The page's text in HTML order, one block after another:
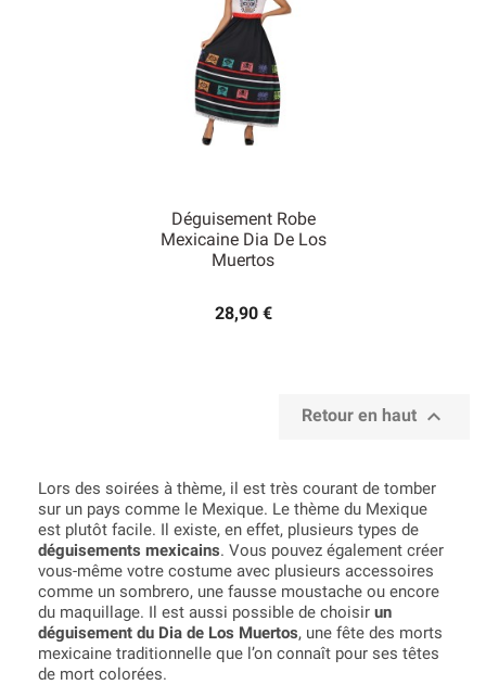
Déguisement Robe
Mexicaine Dia De Los
Muertos
28,90 €
Retour en haut 
Lors des soirées à thème, il est très courant de tomber
sur un pays comme le Mexique. Le thème du Mexique
est plutôt facile. Il existe, en effet, plusieurs types de
déguisements mexicains. Vous pouvez également créer
vous-même votre costume avec plusieurs accessoires
comme un sombrero, une fausse moustache ou encore
du maquillage. Il est aussi possible de choisir un
déguisement du Dia de Los Muertos, une fête des morts
mexicaine traditionnelle que l’on connaît pour ses têtes
de mort colorées.